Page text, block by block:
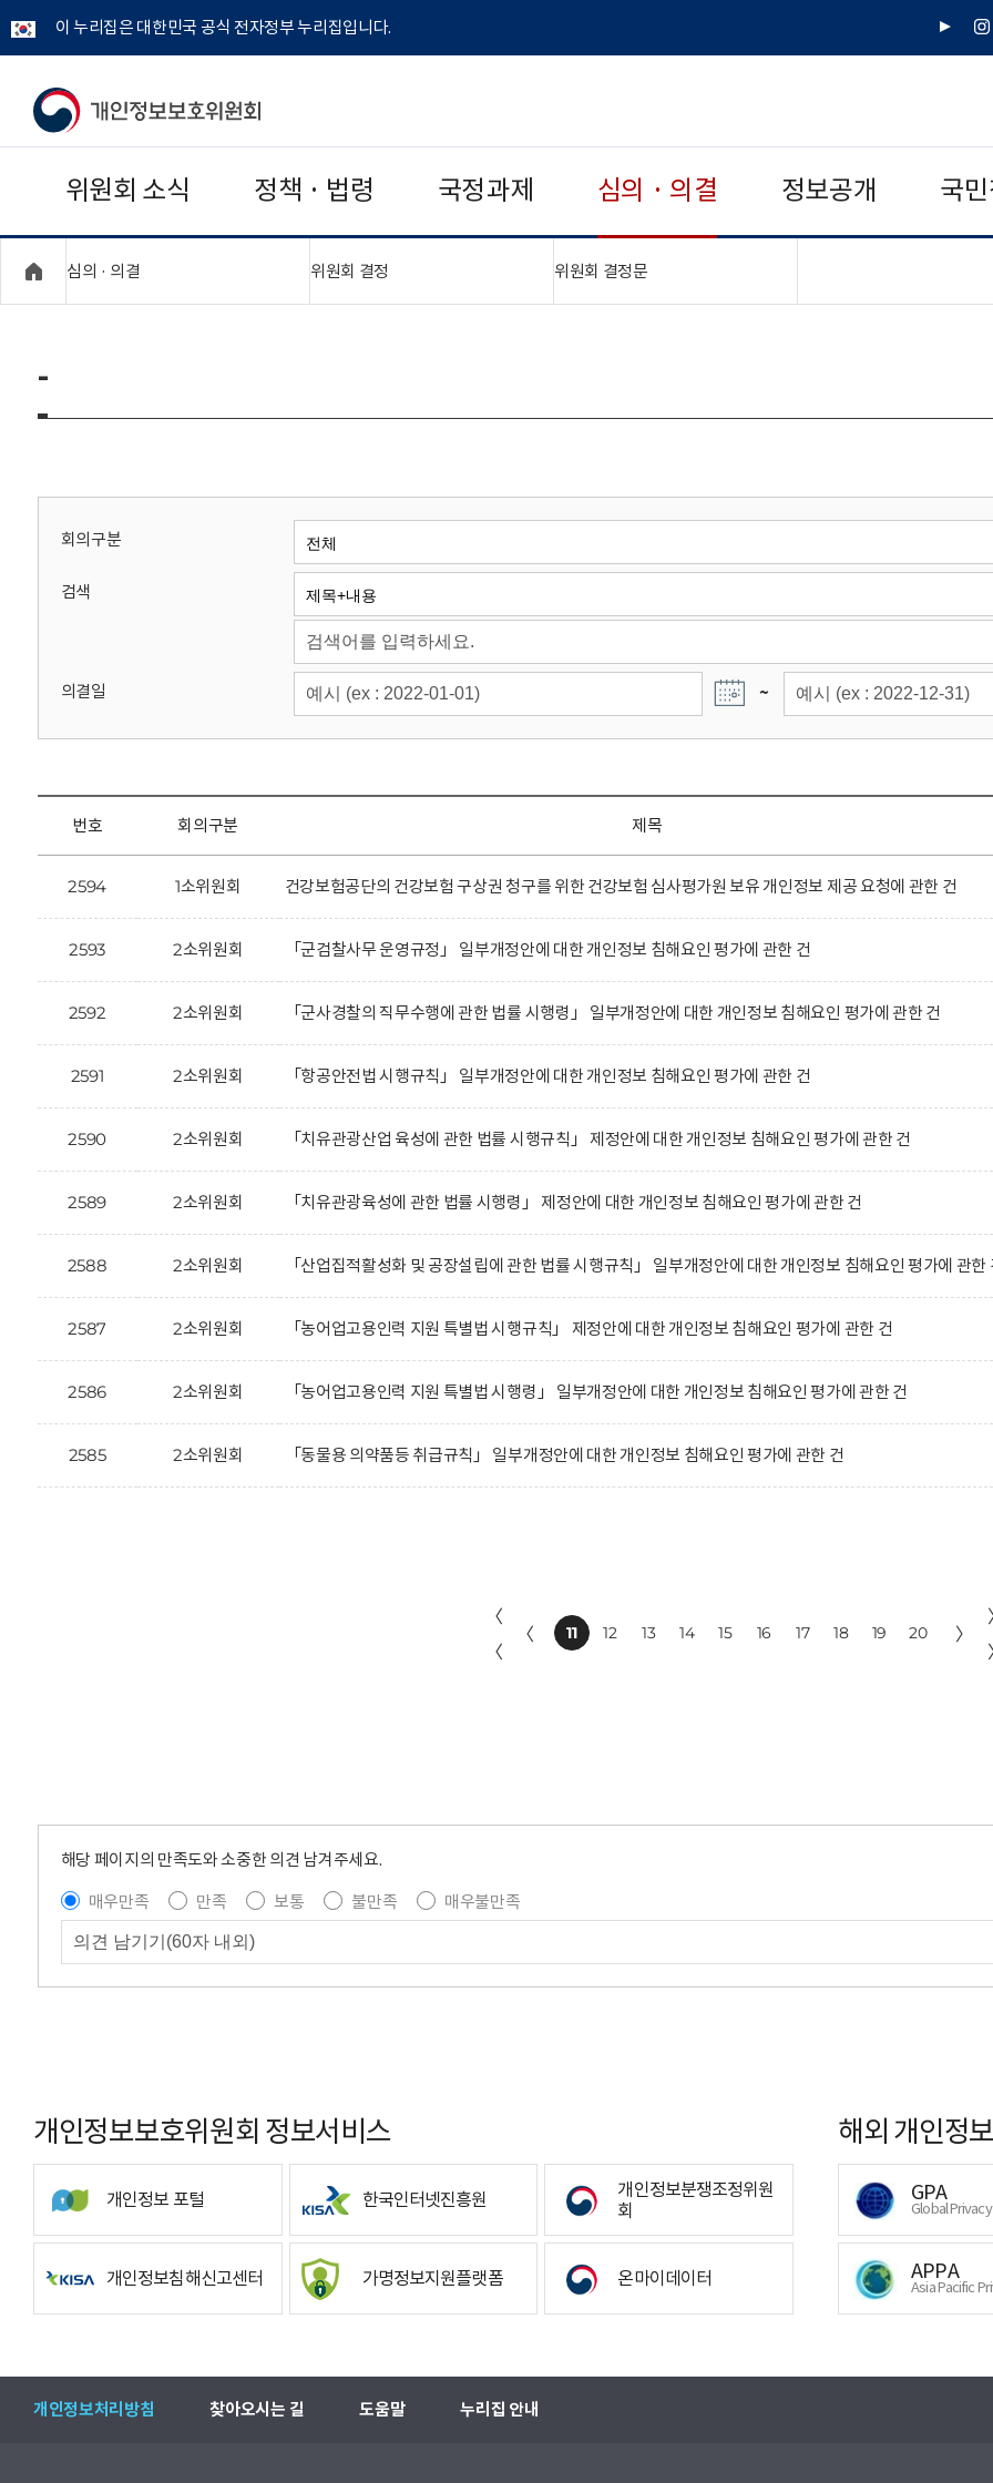
이 누리집은 대한민국 공식 전자정부 누리집입니다.
유
인
개
보
보
위
회
위원회 소식 정책 · 법령 국정과제 심의 · 의결 정보공개 국
심의 · 의결 위원회 결정 위원회 결정문"접기,펼치기"
-
회의구분
검색
의결일 ~
번호 회의구분 제목
2594 1소위원회 건강보험공단의 건강보험 구상권 청구를 위한 건강보험 심사평가원 보유 개인정보 제공 요청에 관한 건
2593 2소위원회 「군검찰사무 운영규정」 일부개정안에 대한 개인정보 침해요인 평가에 관한 건
2592 2소위원회 「군사경찰의 직무수행에 관한 법률 시행령」 일부개정안에 대한 개인정보 침해요인 평가에 관한 건
2591 2소위원회 「항공안전법 시행규칙」 일부개정안에 대한 개인정보 침해요인 평가에 관한 건
2590 2소위원회 「치유관광산업 육성에 관한 법률 시행규칙」 제정안에 대한 개인정보 침해요인 평가에 관한 건
2589 2소위원회 「치유관광육성에 관한 법률 시행령」 제정안에 대한 개인정보 침해요인 평가에 관한 건
2588 2소위원회 「산업집적활성화 및 공장설립에 관한 법률 시행규칙」 일부개정안에 대한 개인정보 침해요인 평가에 관한
2587 2소위원회 「농어업고용인력 지원 특별법 시행규칙」 제정안에 대한 개인정보 침해요인 평가에 관한 건
2586 2소위원회 「농어업고용인력 지원 특별법 시행령」 일부개정안에 대한 개인정보 침해요인 평가에 관한 건
2585 2소위원회 「동물용 의약품등 취급규칙」 일부개정안에 대한 개인정보 침해요인 평가에 관한 건
〈
〈
〈 11 12 13 14 15 16 17 18 19 20 〉
해당 페이지의 만족도와 소중한 의견 남겨주세요.
매우만족
만족 보통 불만족
매우불만족
개인정보보호위원회 정보서비스
개인정보 포털 한국인터넷진흥원
개인정보분쟁조정위원
회
개인정보침해신고센터 가명정보지원플랫폼 온마이데이터
해외 개인정
GPA
Global
APPA
Asia Pacific
개인정보처리방침 찾아오시는 길 도움말 누리집 안내